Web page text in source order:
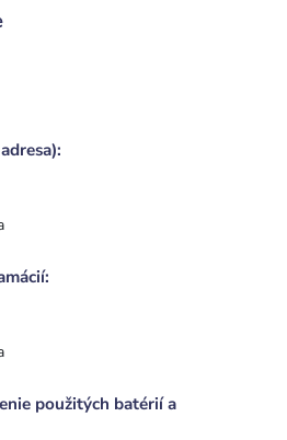
použitých batérií a